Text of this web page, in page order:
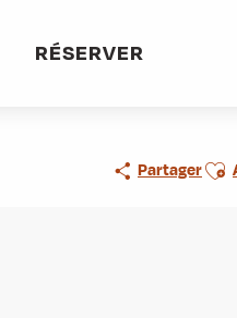
RÉSERVER
Partager